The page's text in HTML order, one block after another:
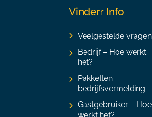
Vinderr Info
Veelgestelde vragen
Bedrijf – Hoe werkt
het?
Pakketten
bedrijfsvermelding
Gastgebruiker – Hoe
werkt het?